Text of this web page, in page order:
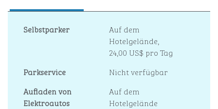
Selbstparker
Auf dem
Hotelgelände,
24,00 US$ pro Tag
Parkservice
Nicht verfügbar
Aufladen von
Elektroautos
Auf dem
Hotelgelände